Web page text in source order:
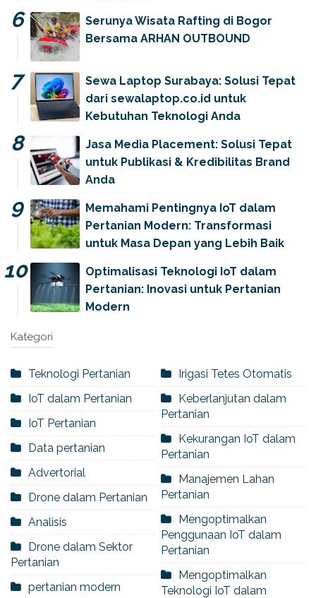
Serunya Wisata Rafting di Bogor
Bersama ARHAN OUTBOUND
Sewa Laptop Surabaya: Solusi Tepat
dari sewalaptop.co.id untuk
Kebutuhan Teknologi Anda
Jasa Media Placement: Solusi Tepat
untuk Publikasi & Kredibilitas Brand
Anda
Memahami Pentingnya IoT dalam
Pertanian Modern: Transformasi
untuk Masa Depan yang Lebih Baik
Optimalisasi Teknologi IoT dalam
Pertanian: Inovasi untuk Pertanian
Modern
Kategori
Teknologi Pertanian
IoT dalam Pertanian
IoT Pertanian
Data pertanian
Advertorial
Drone dalam Pertanian
Analisis
Drone dalam Sektor
Pertanian
pertanian modern
Irigasi Tetes Otomatis
Keberlanjutan dalam
Pertanian
Kekurangan IoT dalam
Pertanian
Manajemen Lahan
Pertanian
Mengoptimalkan
Penggunaan IoT dalam
Pertanian
Mengoptimalkan
Teknologi IoT dalam